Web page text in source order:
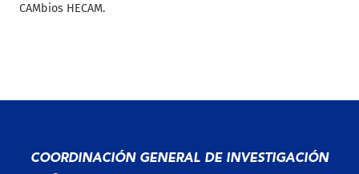
CAMbios HECAM.
COORDINACIÓN GENERAL DE INVESTIGACIÓN